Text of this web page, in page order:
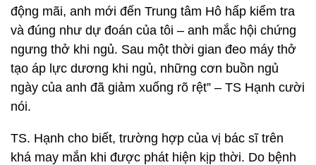
động mãi, anh mới đến Trung tâm Hô hấp kiểm tra
và đúng như dự đoán của tôi – anh mắc hội chứng
ngưng thở khi ngủ. Sau một thời gian đeo máy thở
tạo áp lực dương khi ngủ, những cơn buồn ngủ
ngày của anh đã giảm xuống rõ rệt” – TS Hạnh cười
nói.
TS. Hạnh cho biết, trường hợp của vị bác sĩ trên
khá may mắn khi được phát hiện kịp thời. Do bệnh